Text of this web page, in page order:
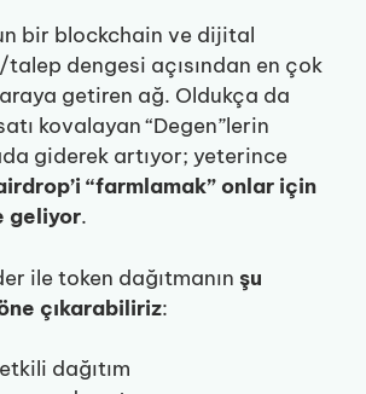
bir blockchain ve dijital
talep dengesi açısından en çok
araya getiren ağ. Oldukça da
kovalayan “Degen”lerin
giderek artıyor; yeterince
“farmlamak” onlar için
geliyor.
ile token dağıtmanın şu
çıkarabiliriz:
etkili dağıtım